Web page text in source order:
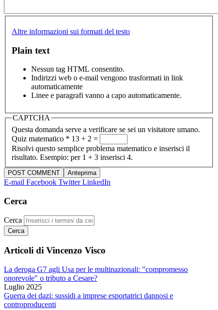
Altre informazioni sui formati del testo
Plain text
Nessun tag HTML consentito.
Indirizzi web o e-mail vengono trasformati in link
automaticamente
Linee e paragrafi vanno a capo automaticamente.
CAPTCHA
Questa domanda serve a verificare se sei un visitatore umano.
Quiz matematico * 13 + 2 =
Risolvi questo semplice problema matematico e inserisci il
risultato. Esempio: per 1 + 3 inserisci 4.
E-mail Facebook TwitterLinkedIn
Cerca
Cerca
Articoli di Vincenzo Visco
La deroga G7 agli Usa per le multinazionali: "compromesso
onorevole" o tributo a Cesare?
Luglio 2025
Guerra dei dazi: sussidi a imprese esportatrici dannosi e
controproducenti